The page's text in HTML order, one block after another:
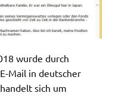
wurde durch
Mail in deutscher
sich um